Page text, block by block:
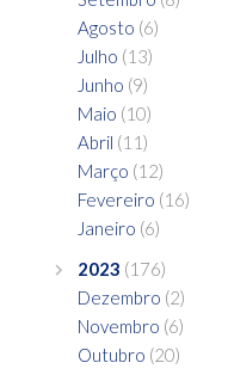
Agosto (6)
Julho (13)
Junho (9)
Maio (10)
Abril (11)
Março (12)
Fevereiro (16)
Janeiro (6)
2023 (176)
Dezembro (2)
Novembro (6)
Outubro (20)